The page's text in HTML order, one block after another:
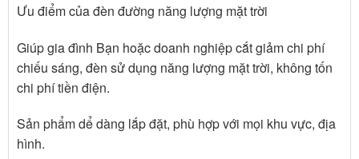
Ưu điểm của đèn đường năng lượng mặt trời
Giúp gia đình Bạn hoặc doanh nghiệp cắt giảm chi phí
chiếu sáng, đèn sử dụng năng lượng mặt trời, không tốn
chi phí tiền điện.
Sản phẩm dể dàng lắp đặt, phù hợp với mọi khu vực, địa
hình.